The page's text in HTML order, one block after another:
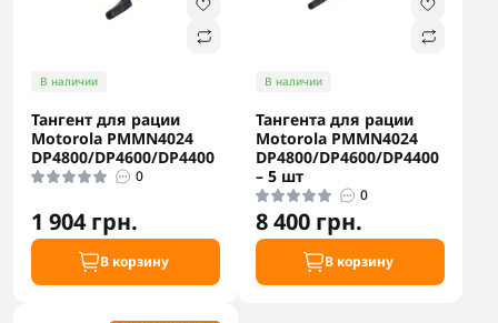
В наличии
Тангент для рации
Motorola PMMN4024
DP4800/DP4600/DP4400
0
1 904 грн.
В корзину
В наличии
Тангента для рации
Motorola PMMN4024
DP4800/DP4600/DP4400
– 5 шт
0
8 400 грн.
В корзину